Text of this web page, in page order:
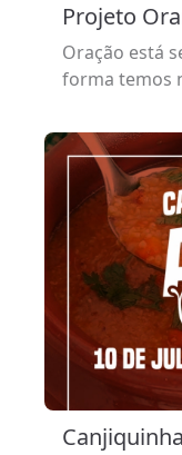
Projeto
Oração está
forma temos